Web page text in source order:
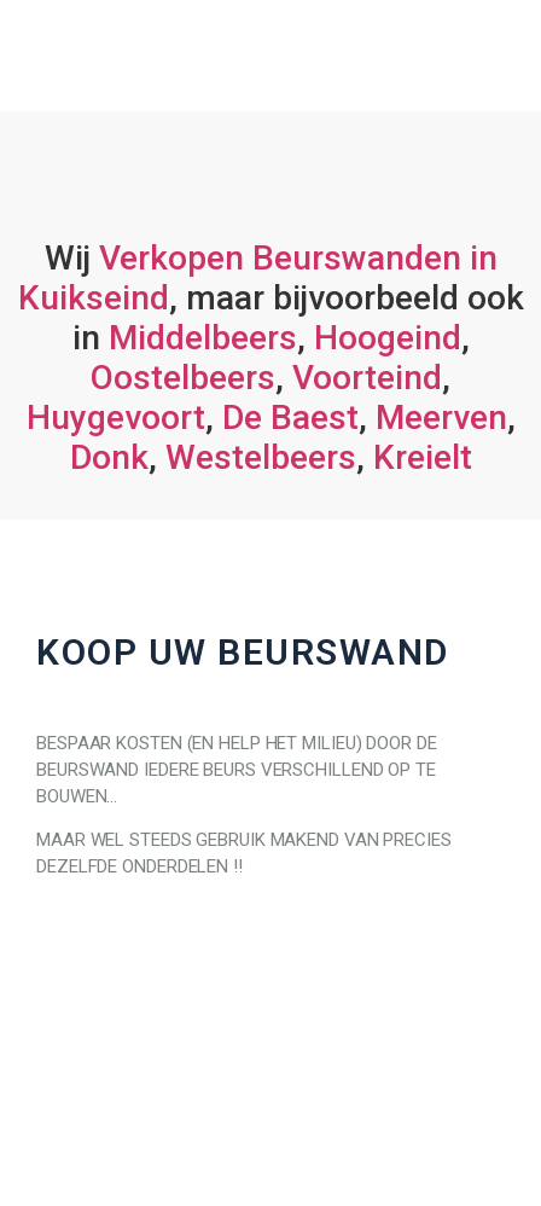
Wij Verkopen Beurswanden in
Kuikseind, maar bijvoorbeeld ook
in Middelbeers, Hoogeind,
Oostelbeers, Voorteind,
Huygevoort, De Baest, Meerven,
Donk, Westelbeers, Kreielt
KOOP UW BEURSWAND
BESPAAR KOSTEN (EN HELP HET MILIEU) DOOR DE
BEURSWAND IEDERE BEURS VERSCHILLEND OP TE
BOUWEN…
MAAR WEL STEEDS GEBRUIK MAKEND VAN PRECIES
DEZELFDE ONDERDELEN !!